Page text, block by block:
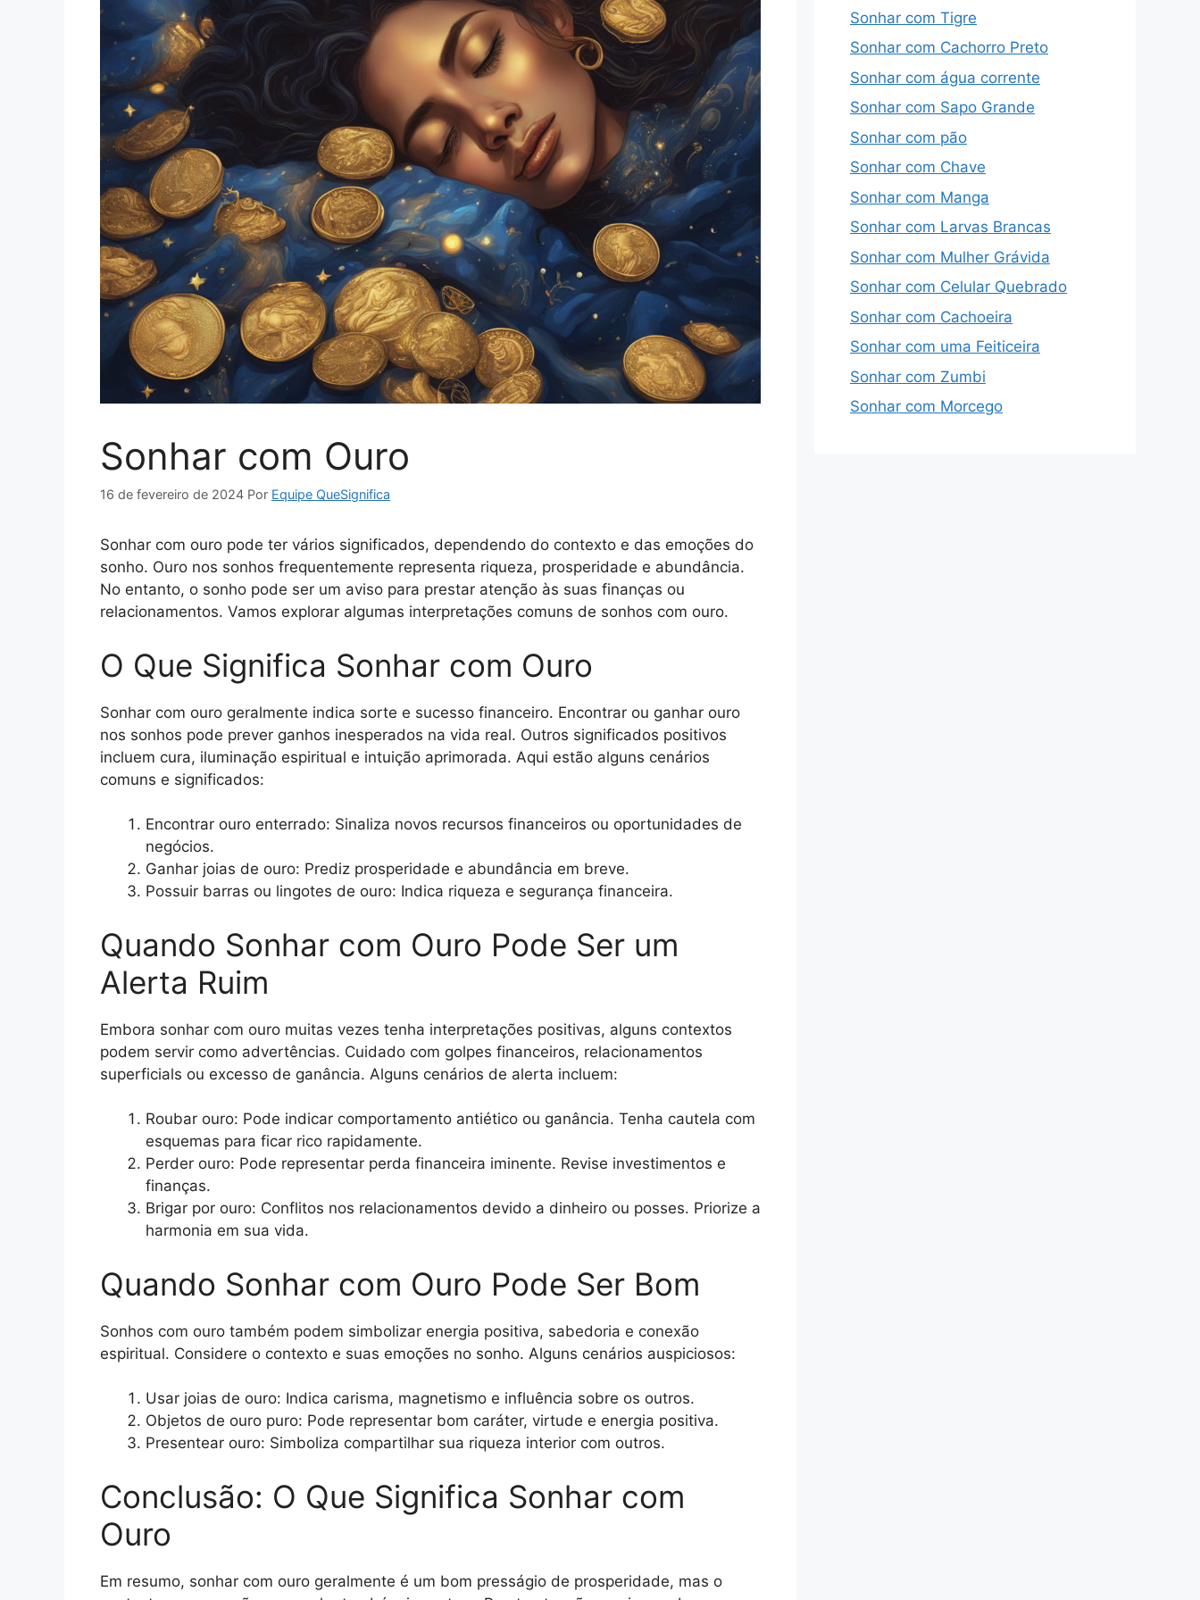
Sonhar com Ouro
16 de fevereiro de 2024 Por Equipe QueSignifica
Sonhar com ouro pode ter vários significados, dependendo do contexto e das emoções do
sonho. Ouro nos sonhos frequentemente representa riqueza, prosperidade e abundância.
No entanto, o sonho pode ser um aviso para prestar atenção às suas finanças ou
relacionamentos. Vamos explorar algumas interpretações comuns de sonhos com ouro.
O Que Significa Sonhar com Ouro
Sonhar com ouro geralmente indica sorte e sucesso financeiro. Encontrar ou ganhar ouro
nos sonhos pode prever ganhos inesperados na vida real. Outros significados positivos
incluem cura, iluminação espiritual e intuição aprimorada. Aqui estão alguns cenários
comuns e significados:
Encontrar ouro enterrado: Sinaliza novos recursos financeiros ou oportunidades de
negócios.
Ganhar joias de ouro: Prediz prosperidade e abundância em breve.
Possuir barras ou lingotes de ouro: Indica riqueza e segurança financeira.
Quando Sonhar com Ouro Pode Ser um
Alerta Ruim
Embora sonhar com ouro muitas vezes tenha interpretações positivas, alguns contextos
podem servir como advertências. Cuidado com golpes financeiros, relacionamentos
superficials ou excesso de ganância. Alguns cenários de alerta incluem:
Roubar ouro: Pode indicar comportamento antiético ou ganância. Tenha cautela com
esquemas para ficar rico rapidamente.
Perder ouro: Pode representar perda financeira iminente. Revise investimentos e
finanças.
Brigar por ouro: Conflitos nos relacionamentos devido a dinheiro ou posses. Priorize a
harmonia em sua vida.
Quando Sonhar com Ouro Pode Ser Bom
Sonhos com ouro também podem simbolizar energia positiva, sabedoria e conexão
espiritual. Considere o contexto e suas emoções no sonho. Alguns cenários auspiciosos:
Usar joias de ouro: Indica carisma, magnetismo e influência sobre os outros.
Objetos de ouro puro: Pode representar bom caráter, virtude e energia positiva.
Presentear ouro: Simboliza compartilhar sua riqueza interior com outros.
Conclusão: O Que Significa Sonhar com
Ouro
Em resumo, sonhar com ouro geralmente é um bom presságio de prosperidade, mas o
Sonhar com Tigre
Sonhar com Cachorro Preto
Sonhar com água corrente
Sonhar com Sapo Grande
Sonhar com pão
Sonhar com Chave
Sonhar com Manga
Sonhar com Larvas Brancas
Sonhar com Mulher Grávida
Sonhar com Celular Quebrado
Sonhar com Cachoeira
Sonhar com uma Feiticeira
Sonhar com Zumbi
Sonhar com Morcego